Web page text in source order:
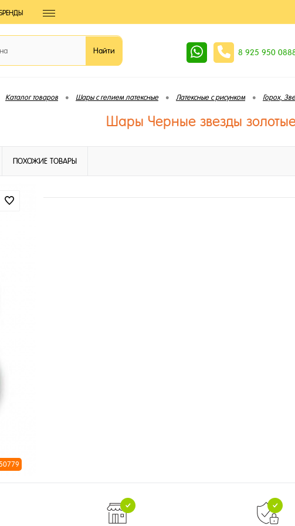
8 925 950
Каталог товаров • Шары с гелием латексные • Латексные с рисунком • Горох,
Шары Черные звезды
ПОХОЖИЕ ТОВАРЫ